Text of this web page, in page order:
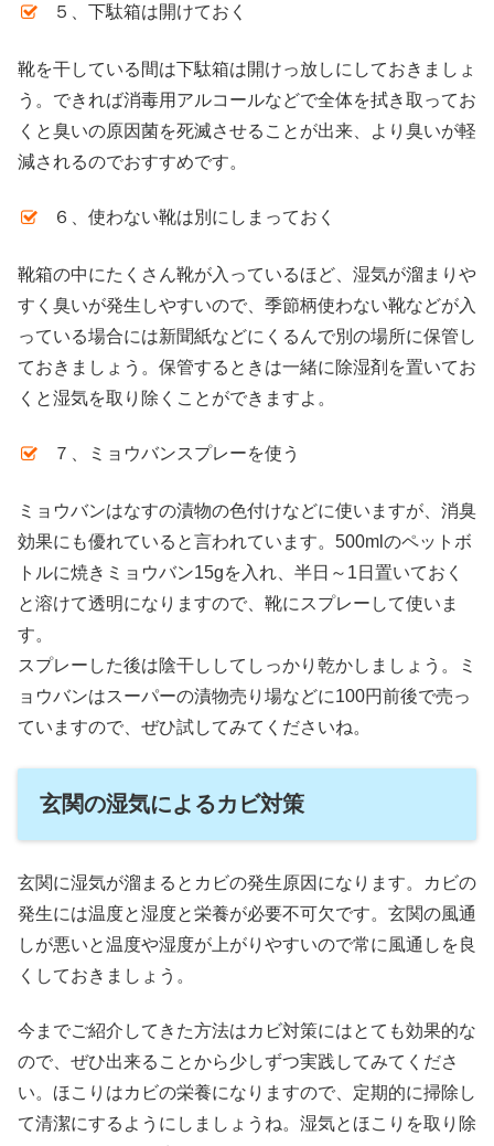
５、下駄箱は開けておく
靴を干している間は下駄箱は開けっ放しにしておきましょ
う。できれば消毒用アルコールなどで全体を拭き取ってお
くと臭いの原因菌を死滅させることが出来、より臭いが軽
減されるのでおすすめです。
６、使わない靴は別にしまっておく
靴箱の中にたくさん靴が入っているほど、湿気が溜まりや
すく臭いが発生しやすいので、季節柄使わない靴などが入
っている場合には新聞紙などにくるんで別の場所に保管し
ておきましょう。保管するときは一緒に除湿剤を置いてお
くと湿気を取り除くことができますよ。
７、ミョウバンスプレーを使う
ミョウバンはなすの漬物の色付けなどに使いますが、消臭
効果にも優れていると言われています。500mlのペットボ
トルに焼きミョウバン15gを入れ、半日～1日置いておく
と溶けて透明になりますので、靴にスプレーして使いま
す。
スプレーした後は陰干ししてしっかり乾かしましょう。ミ
ョウバンはスーパーの漬物売り場などに100円前後で売っ
ていますので、ぜひ試してみてくださいね。
玄関の湿気によるカビ対策
玄関に湿気が溜まるとカビの発生原因になります。カビの
発生には温度と湿度と栄養が必要不可欠です。玄関の風通
しが悪いと温度や湿度が上がりやすいので常に風通しを良
くしておきましょう。
今までご紹介してきた方法はカビ対策にはとても効果的な
ので、ぜひ出来ることから少しずつ実践してみてくださ
い。ほこりはカビの栄養になりますので、定期的に掃除し
て清潔にするようにしましょうね。湿気とほこりを取り除